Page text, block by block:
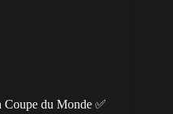
Coupe du Monde ✅